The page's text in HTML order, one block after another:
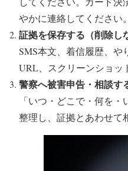
やかに連絡してください。
証拠を保存する（削除し
SMS本文、着信履歴、や
URL、スクリーンショッ
警察へ被害申告・相談す
「いつ・どこで・何を
整理し、証拠とあわせて